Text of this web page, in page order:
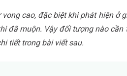
cao, đặc biệt khi phát hiện
đã muộn. Vậy đối tượng nào
tiết trong bài viết sau.